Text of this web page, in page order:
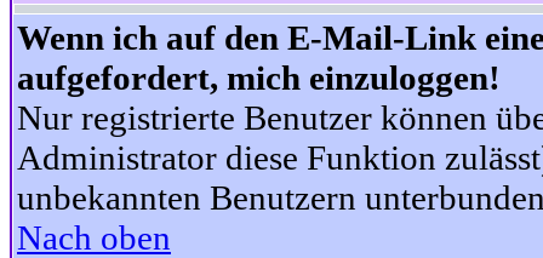
Wenn ich auf den E-Mail-Link
aufgefordert, mich einzuloggen!
Nur registrierte Benutzer können
Administrator diese Funktion
unbekannten Benutzern
Nach oben